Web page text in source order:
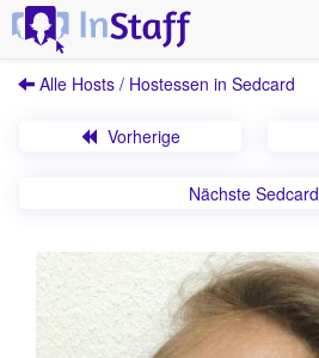
Alle Hosts / Hostessen in Sedcard
Vorherige
Nächste Sedcard